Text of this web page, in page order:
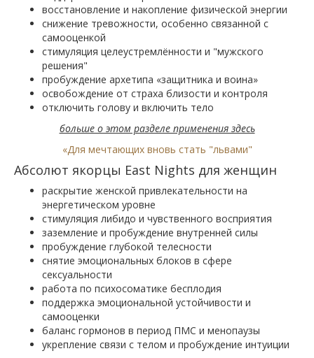
восстановление и накопление физической энергии
снижение тревожности, особенно связанной с
самооценкой
стимуляция целеустремлённости и "мужского
решения"
пробуждение архетипа «защитника и воина»
освобождение от страха близости и контроля
отключить голову и включить тело
больше о этом разделе применения здесь
«Для мечтающих вновь стать "львами"
Абсолют якорцы East Nights для женщин
раскрытие женской привлекательности на
энергетическом уровне
cтимуляция либидо и чувственного восприятия
заземление и пробуждение внутренней силы
пробуждение глубокой телесности
снятие эмоциональных блоков в сфере
сексуальности
работа по психосоматике бесплодия
поддержка эмоциональной устойчивости и
самооценки
баланс гормонов в период ПМС и менопаузы
укрепление связи с телом и пробуждение интуиции